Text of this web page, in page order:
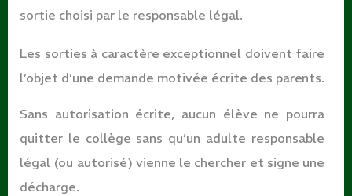
sortie choisi par le responsable légal.
Les sorties à caractère exceptionnel doivent faire
l’objet d’une demande motivée écrite des parents.
Sans autorisation écrite, aucun élève ne pourra
quitter le collège sans qu’un adulte responsable
légal (ou autorisé) vienne le chercher et signe une
décharge.